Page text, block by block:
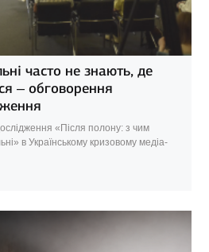
часто не знають, де
– обговорення
«Після полону: з чим
в Українському кризовому медіа-